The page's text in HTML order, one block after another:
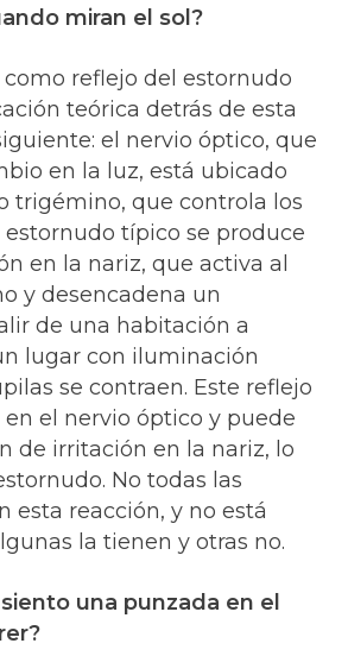
miran el sol?
como reflejo del estornudo
teórica detrás de esta
el nervio óptico, que
en la luz, está ubicado
trigémino, que controla los
estornudo típico se produce
en la nariz, que activa al
y desencadena un
de una habitación a
lugar con iluminación
se contraen. Este reflejo
el nervio óptico y puede
de irritación en la nariz, lo
No todas las
esta reacción, y no está
la tienen y otras no.
una punzada en el